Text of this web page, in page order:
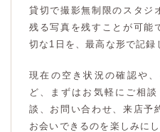
貸切で撮影無制限のスタジ
残る写真を残すことが可能
切な1日を、最高な形で記録
現在の空き状況の確認や
ど、まずはお気軽にご相
談、お問い合わせ、来店予
お会いできるのを楽しみにし